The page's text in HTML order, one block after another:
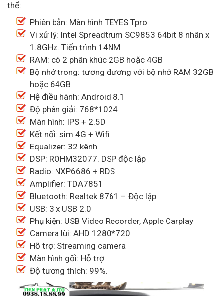
thể:
Phiên bản: Màn hình TEYES Tpro
Vi xử lý: Intel Spreadtrum SC9853 64bit 8 nhân x
1.8GHz. Tiến trình 14NM
RAM: có 2 phân khúc 2GB hoặc 4GB
Bộ nhớ trong: tương đương với bộ nhớ RAM 32GB
hoặc 64GB
Hệ điều hành: Android 8.1
Độ phân giải: 768*1024
Màn hình: IPS + 2.5D
Kết nối: sim 4G + Wifi
Equalizer: 32 kênh
DSP: ROHM32077. DSP độc lập
Radio: NXP6686 + RDS
Amplifier: TDA7851
Bluetooth: Realtek 8761 – Độc lập
USB: 3 x USB 2.0
Phụ kiện: USB Video Recorder, Apple Carplay
Camera lùi: AHD 1280*720
Hỗ trợ: Streaming camera
Màn hình gối: Hỗ trợ
Độ tương thích: 99%.